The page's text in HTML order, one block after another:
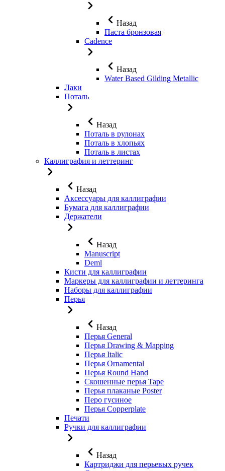
Назад
Паста бронзовая
Cadence
Назад
Water Based Gilding Metallic
Лаки
Поталь
Назад
Поталь в рулонах
Поталь в хлопьях
Поталь в листах
Каллиграфия и леттеринг
Назад
Аксессуары для каллиграфии
Бумага для каллиграфии
Держатели
Назад
Manuscript
Deml
Кисти для каллиграфии
Маркеры для каллиграфии и леттеринга
Наборы для каллиграфии
Перья
Назад
Перья General
Перья Drawing & Mapping
Перья Italic
Перья Ornamental
Перья Round Hand
Скошенные перья Tape
Перья плаканые Poster
Перо гусиное
Перья Copperplate
Печати
Ручки для каллиграфии
Назад
Картриджи для перьевых ручек